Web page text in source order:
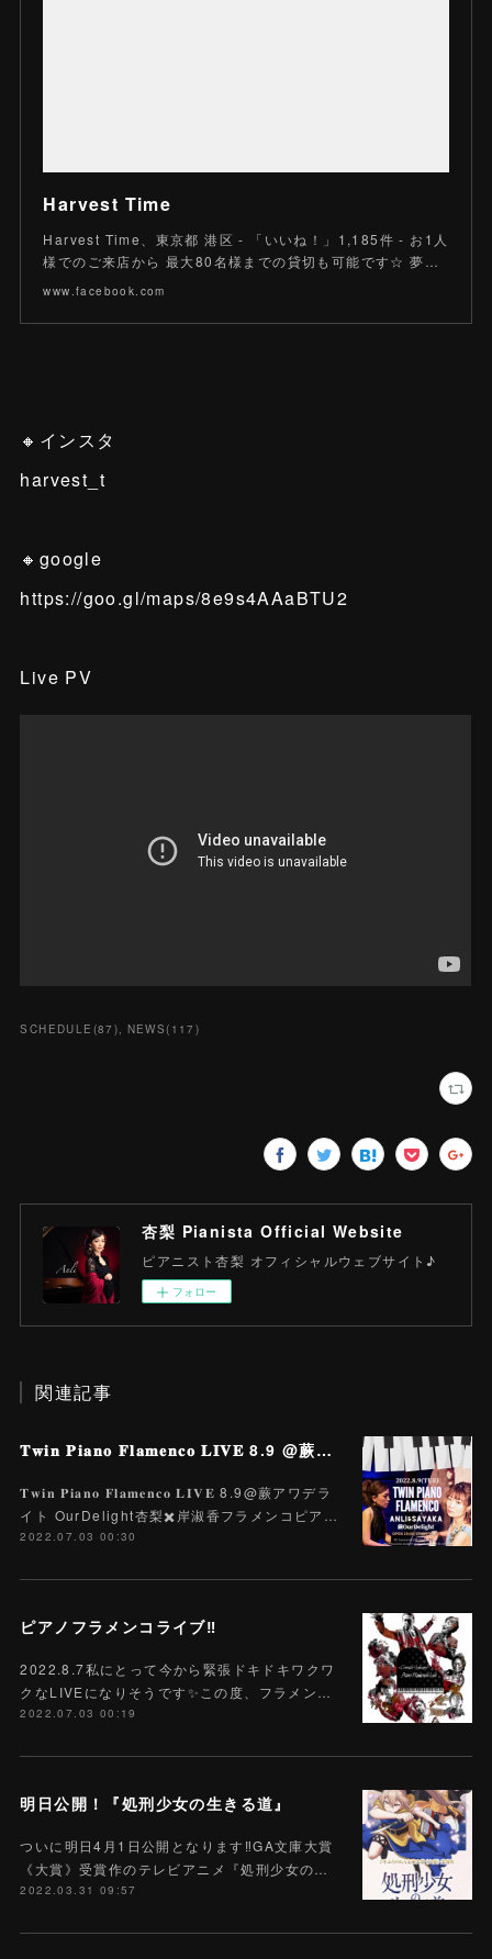
Harvest Time
Harvest Time、東京都 港区 - 「いいね！」1,185件 - お1人
様でのご来店から 最大80名様までの貸切も可能です☆ 夢…
www.facebook.com
🔸インスタ
harvest_t
🔸google
https://goo.gl/maps/8e9s4AAaBTU2
Live PV
SCHEDULE (87 ) NEWS( 117 )
杏梨 Pianista Official Website
ピアニスト杏梨 オフィシャルウェブサイト♪
フォロー
関連記事
𝐓𝐰𝐢𝐧 𝐏𝐢𝐚𝐧𝐨 𝐅𝐥𝐚𝐦𝐞𝐧𝐜𝐨 𝐋𝐈𝐕𝐄 8.9 @蕨アワデライト OurDelight 杏梨✖️岸淑香
𝐓𝐰𝐢𝐧 𝐏𝐢𝐚𝐧𝐨 𝐅𝐥𝐚𝐦𝐞𝐧𝐜𝐨 𝐋𝐈𝐕𝐄 8.9@蕨アワデラ
イト OurDelight杏梨✖️岸淑香フラメンコピア…
2022.07.03 00:30
ピアノフラメンコライブ‼️
2022.8.7私にとって今から緊張ドキドキワクワ
クなLIVEになりそうです✨この度、フラメン…
2022.07.03 00:19
明日公開！『処刑少女の生きる道』
ついに明日4月1日公開となります‼️GA文庫大賞
《大賞》受賞作のテレビアニメ『処刑少女の…
2022.03.31 09:57